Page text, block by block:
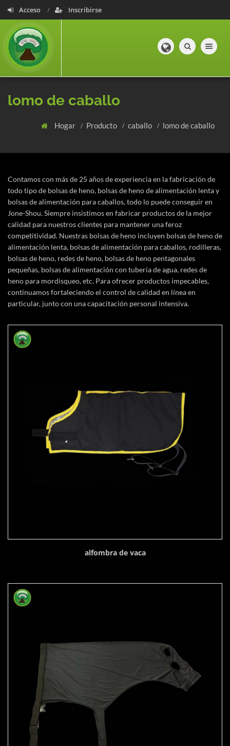
Acceso Inscribirse
Toggle
lomo de caballo
Hogar Producto caballo lomo de caballo
Contamos con más de 25 años de experiencia en la fabricación de
todo tipo de bolsas de heno, bolsas de heno de alimentación lenta y
bolsas de alimentación para caballos, todo lo puede conseguir en
Jone-Shou. Siempre insistimos en fabricar productos de la mejor
calidad para nuestros clientes para mantener una feroz
competitividad. Nuestras bolsas de heno incluyen bolsas de heno de
alimentación lenta, bolsas de alimentación para caballos, rodilleras,
bolsas de heno, redes de heno, bolsas de heno pentagonales
pequeñas, bolsas de alimentación con tubería de agua, redes de
heno para mordisqueo, etc. Para ofrecer productos impecables,
continuamos fortaleciendo el control de calidad en línea en
particular, junto con una capacitación personal intensiva.
alfombra de vaca